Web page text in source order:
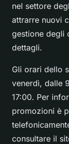
nel settore
attrarre nuovi
gestione degli
dettagli.
Gli orari dello
venerdì, dalle
17:00. Per
promozioni è
consultare il